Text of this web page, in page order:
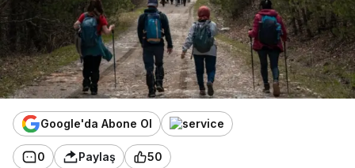
Google'da Abone Ol
0 Paylaş 50